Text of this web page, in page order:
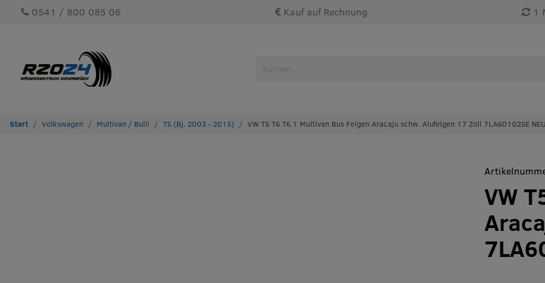
0541 / 800 085 06 Kauf auf Rechnung 1
Volkswagen Multivan / Bulli T5 (Bj. 2003 - 2015) VW T5 T6 T6.1 Multivan Bus Felgen Aracaju schw. Alufelgen 17 Zoll 7LA601025E NEU
VW